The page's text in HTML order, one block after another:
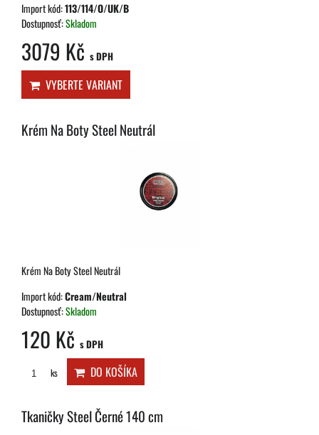
Import kód:113/114/O/UK/B
Dostupnosť:Skladom
3079 Kč s DPH
VYBERTE VARIANT
Krém Na Boty Steel Neutrál
Krém Na Boty Steel Neutrál
Import kód:Cream/Neutral
Dostupnosť:Skladom
120 Kč s DPH
ks DO KOŠÍKA
Tkaničky Steel Černé 140 cm